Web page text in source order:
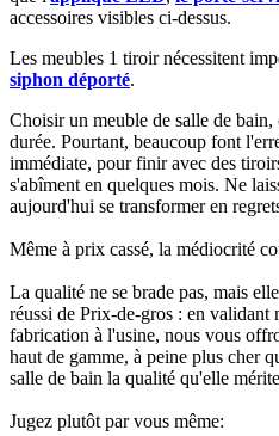
accessoires visibles ci-dessus.​
Les meubles 1 tiroir nécessitent
siphon déporté.​
Choisir un meuble de salle de bain,
durée. Pourtant, beaucoup font
immédiate, pour finir avec des
s'abîment en quelques mois. Ne
aujourd'hui se transformer en
Même à prix cassé, la médiocrité
La qualité ne se brade pas, mais
réussi de Prix-de-gros : en validant
fabrication à l'usine, nous vous
haut de gamme, à peine plus cher
salle de bain la qualité qu'elle
Jugez plutôt par vous même: